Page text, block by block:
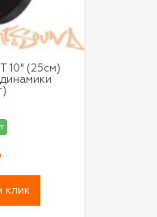
10" (25см)
клик